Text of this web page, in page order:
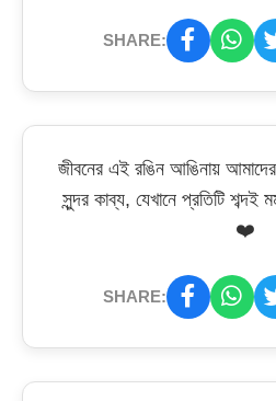
SHARE:
জীবনের এই রঙিন আঙিনায়
সুন্দর কাব্য, যেখানে প্রতিটি শব্দই
❤️
SHARE: